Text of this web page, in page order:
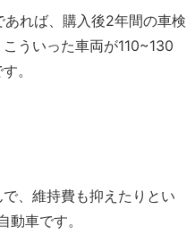
れば、購入後2年間の車検
ういった車両が110~130
。
、維持費も抑えたりとい
車です。